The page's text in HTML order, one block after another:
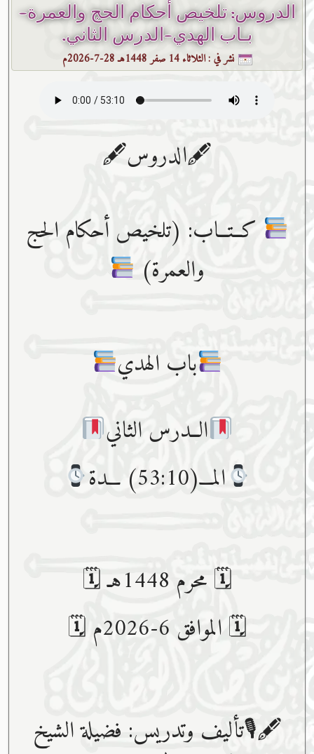
الدروس: تلخيص أحكام الحج والعمرة-
بـاب الهدي-الدرس الثاني.
نشر في :الثلاثاء 14 صفر 1448هـ 28-7-2026م
🖋الدروس🖋
كــتــاب: (تلخيص أحكام الحج
والعمرة)
باب الهدي
الــدرس الثاني
المـــ(53:10) ـــدة
🗓 محرم 1448هـ 🗓
🗓 الموافق 6-2026م 🗓
🖋🎙تأليف وتدريس: فضيلة الشيخ